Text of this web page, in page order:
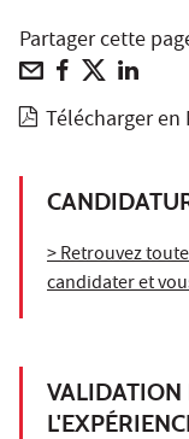
Partager cette
Télécharger en
> Retrouvez
candidater et
VALIDATION